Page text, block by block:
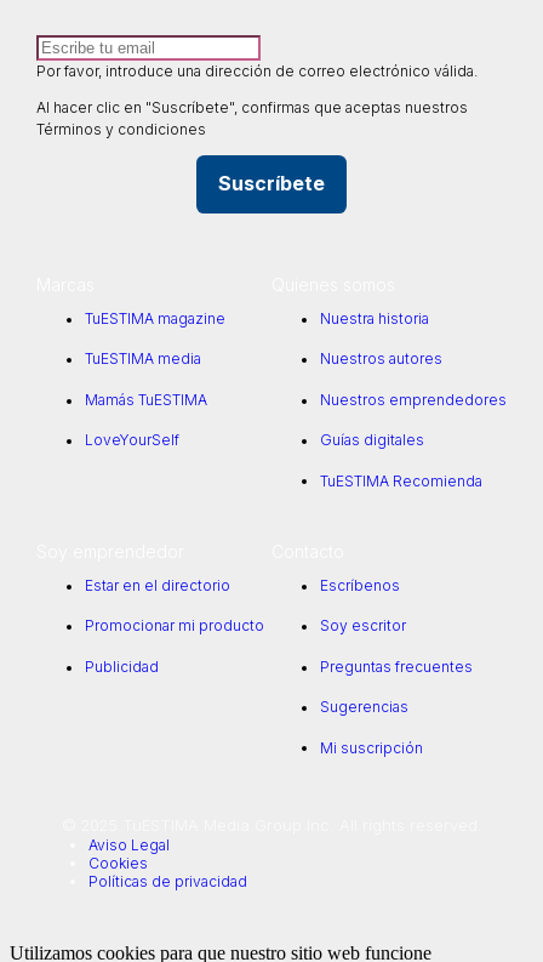
Por favor, introduce una dirección de correo electrónico válida.
Al hacer clic en "Suscríbete", confirmas que aceptas nuestros
Términos y condiciones
Suscríbete
TuESTIMA magazine
TuESTIMA media
Mamás TuESTIMA
LoveYourSelf
Nuestra historia
Nuestros autores
Nuestros emprendedores
Guías digitales
TuESTIMA Recomienda
Estar en el directorio
Promocionar mi producto
Publicidad
Escríbenos
Soy escritor
Preguntas frecuentes
Sugerencias
Mi suscripción
Aviso Legal
Cookies
Políticas de privacidad
Utilizamos cookies para que nuestro sitio web funcione